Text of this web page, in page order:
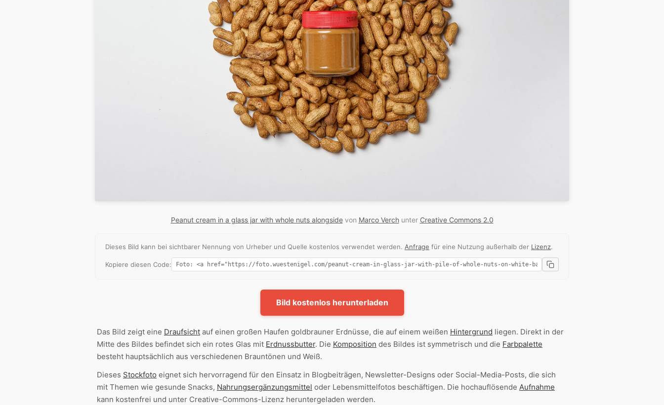
Peanut cream in a glass jar with whole nuts alongsidevon Marco Verchunter Creative Commons 2.0
Dieses Bild kann bei sichtbarer Nennung von Urheber und Quelle kostenlos verwendet werden. Anfrage für eine Nutzung außerhalb der Lizenz.
Kopiere diesen Code:
Bild kostenlos herunterladen
Das Bild zeigt eine Draufsicht auf einen großen Haufen goldbrauner Erdnüsse, die auf einem weißen Hintergrund liegen. Direkt in der
Mitte des Bildes befindet sich ein rotes Glas mit Erdnussbutter. Die Komposition des Bildes ist symmetrisch und die Farbpalette
besteht hauptsächlich aus verschiedenen Brauntönen und Weiß.
Dieses Stockfoto eignet sich hervorragend für den Einsatz in Blogbeiträgen, Newsletter-Designs oder Social-Media-Posts, die sich
mit Themen wie gesunde Snacks, Nahrungsergänzungsmittel oder Lebensmittelfotos beschäftigen. Die hochauflösende Aufnahme
kann kostenfrei und unter Creative-Commons-Lizenz heruntergeladen werden.